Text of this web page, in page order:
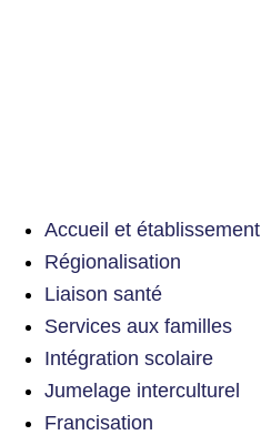
Accueil et établissement
Régionalisation
Liaison santé
Services aux familles
Intégration scolaire
Jumelage interculturel
Francisation